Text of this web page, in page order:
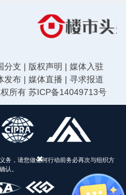
分支 | 版权声明 | 媒体入驻
发布 | 媒体直播 | 寻求报道
所有 苏ICP备14049713号
务，请您做任何行动前务必再次与组织方
认。